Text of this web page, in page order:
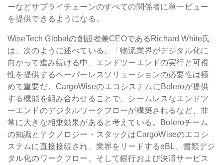
ーなどサプライチェーンのすべての関係者に単一ビュー
を提供できるようになる。
WiseTech Globalの創設者兼CEOであるRichard White氏
は、次のように述べている。「物流業界がデジタル化に
向かって進み続ける中、エンドツーエンドの実行と可視
性を提供するペーパーレスソリューションの必要性は極
めて重要だ。CargoWiseのエコシステムにBoleroが提供
する機能を組み合わせることで、シームレスなエンドツ
ーエンドのデジタルワークフローが構築されるなど、非
常に大きな相乗効果があると考えている。Boleroチーム
の知識とテクノロジー・スタックはCargoWiseのエコシ
ステムに直接接続され、業界をリードするeBL、書類デジ
タル化のワークフロー、そして銀行および決済サービス